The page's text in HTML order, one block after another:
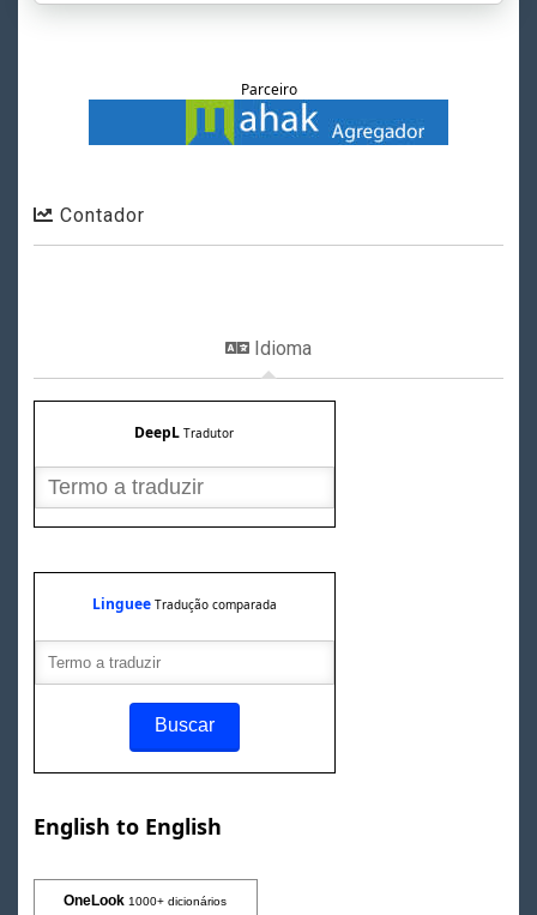
Parceiro
Contador
Idioma
DeepL Tradutor
Linguee Tradução comparada
English to English
OneLook 1000+ dicionários